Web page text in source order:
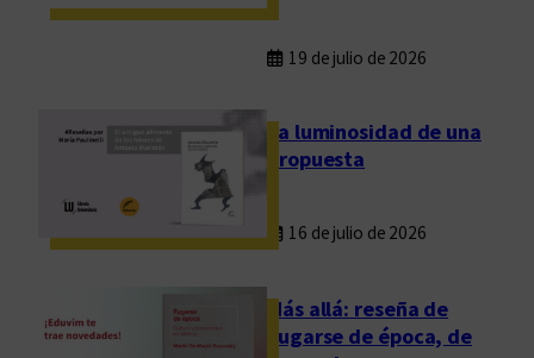
19 de julio de 2026
La luminosidad de una
propuesta
16 de julio de 2026
Más allá: reseña de
Fugarse de época, de